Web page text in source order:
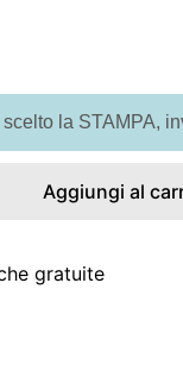
per G22429
quantità per
la STAMPA,
Aggiungi al
gratuite